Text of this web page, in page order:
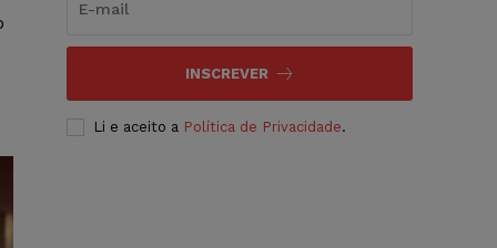
INSCREVER
Li e aceito a Política de Privacidade.